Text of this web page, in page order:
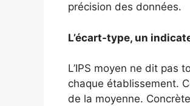
précision des données.
L’écart-type, un
L’IPS moyen ne dit pas
chaque établissement.
de la moyenne.